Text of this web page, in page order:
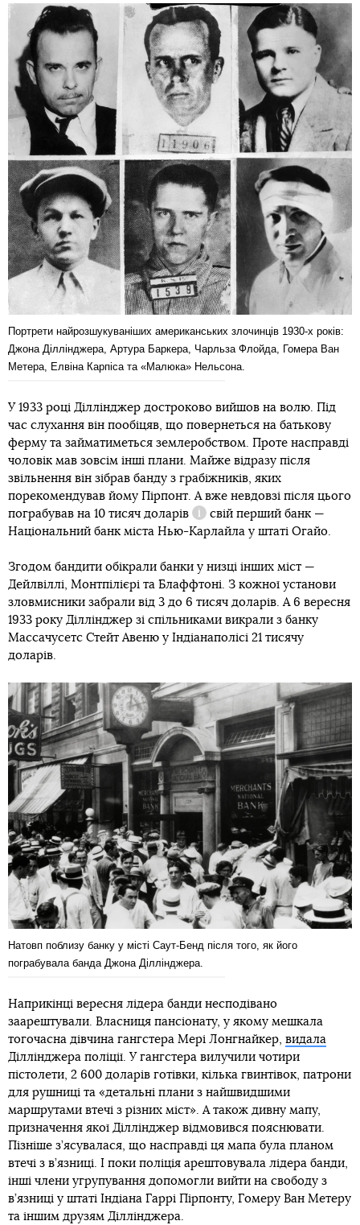
Портрети найрозшукуваніших американських злочинців 1930-х років:
Джона Діллінджера, Артура Баркера, Чарльза Флойда, Гомера Ван
Метера, Елвіна Карпіса та «Малюка» Нельсона.
У 1933 році Діллінджер достроково вийшов на волю. Під
час слухання він пообіцяв, що повернеться на батькову
ферму та займатиметься землеробством. Проте насправді
чоловік мав зовсім інші плани. Майже відразу після
звільнення він зібрав банду з грабіжників, яких
порекомендував йому Пірпонт. А вже невдовзі після цього
пограбував на 10 тисяч доларів
Довідка
свій перший банк —
Національний банк міста Нью-Карлайла у штаті Огайо.
Згодом бандити обікрали банки у низці інших міст —
Дейлвіллі, Монтпілієрі та Блаффтоні. З кожної установи
зловмисники забрали від 3 до 6 тисяч доларів. А 6 вересня
1933 року Діллінджер зі спільниками викрали з банку
Массачусетс Стейт Авеню у Індіанаполісі 21 тисячу
доларів.
Натовп поблизу банку у місті Саут-Бенд після того, як його
пограбувала банда Джона Діллінджера.
Наприкінці вересня лідера банди несподівано
заарештували. Власниця пансіонату, у якому мешкала
тогочасна дівчина гангстера Мері Лонгнайкер, видала
Діллінджера поліції. У гангстера вилучили чотири
пістолети, 2 600 доларів готівки, кілька гвинтівок, патрони
для рушниці та «детальні плани з найшвидшими
маршрутами втечі з різних міст». А також дивну мапу,
призначення якої Діллінджер відмовився пояснювати.
Пізніше з’ясувалася, що насправді ця мапа була планом
втечі з в’язниці. І поки поліція арештовувала лідера банди,
інші члени угрупування допомогли вийти на свободу з
в’язниці у штаті Індіана Гаррі Пірпонту, Гомеру Ван Метеру
та іншим друзям Діллінджера.